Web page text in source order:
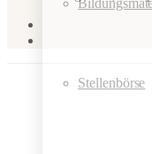
Stellenbörse